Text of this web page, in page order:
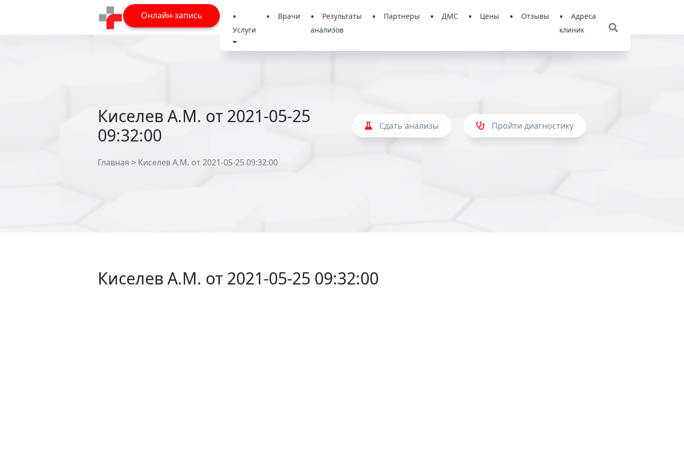
Онлайн-запись
Услуги
Врачи
Результаты
анализов
Партнеры ДМС Цены Отзывы
Адреса
клиник
Киселев А.М. от 2021-05-25
09:32:00
Сдать анализы Пройти диагностику
Главная > Киселев А.М. от 2021-05-25 09:32:00
Киселев А.М. от 2021-05-25 09:32:00